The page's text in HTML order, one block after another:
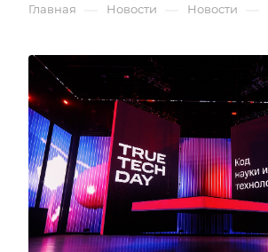
Главная Новости Новости